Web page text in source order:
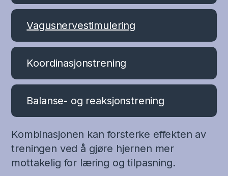
Vagusnervestimulering
Koordinasjonstrening
Balanse- og reaksjonstrening
Kombinasjonen kan forsterke effekten av
treningen ved å gjøre hjernen mer
mottakelig for læring og tilpasning.